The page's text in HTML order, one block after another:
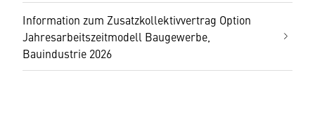
Information zum Zusatzkollektivvertrag Option
Jahresarbeitszeitmodell Baugewerbe,
Bauindustrie 2026